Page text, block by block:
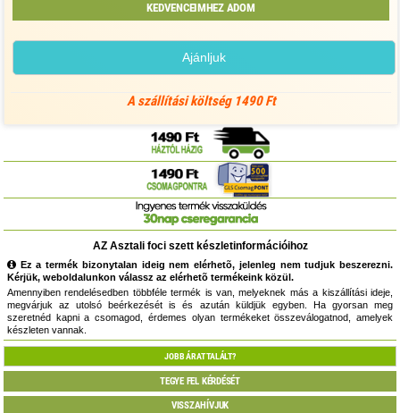
KEDVENCEIMHEZ ADOM
Ajánljuk
A szállítási költség 1490 Ft
AZ Asztali foci szett készletinformációihoz
Ez a termék bizonytalan ideig nem elérhetõ, jelenleg nem tudjuk beszerezni.
Kérjük, weboldalunkon válassz az elérhetõ termékeink közül.
Amennyiben rendelésedben többféle termék is van, melyeknek más a kiszállítási ideje,
megvárjuk az utolsó beérkezését is és azután küldjük egyben. Ha gyorsan meg
szeretnéd kapni a csomagod, érdemes olyan termékeket összeválogatnod, amelyek
készleten vannak.
JOBB ÁRAT TALÁLT?
TEGYE FEL KÉRDÉSÉT
VISSZAHÍVJUK